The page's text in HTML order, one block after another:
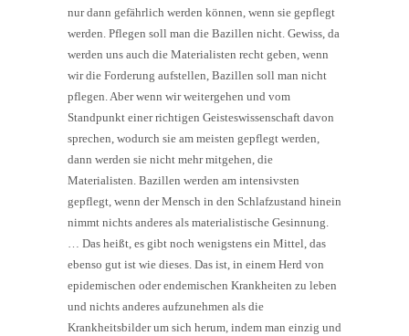
nur dann gefährlich werden können, wenn sie gepflegt
werden. Pflegen soll man die Bazillen nicht. Gewiss, da
werden uns auch die Materialisten recht geben, wenn
wir die Forderung aufstellen, Bazillen soll man nicht
pflegen. Aber wenn wir weitergehen und vom
Standpunkt einer richtigen Geisteswissenschaft davon
sprechen, wodurch sie am meisten gepflegt werden,
dann werden sie nicht mehr mitgehen, die
Materialisten. Bazillen werden am intensivsten
gepflegt, wenn der Mensch in den Schlafzustand hinein
nimmt nichts anderes als materialistische Gesinnung.
… Das heißt, es gibt noch wenigstens ein Mittel, das
ebenso gut ist wie dieses. Das ist, in einem Herd von
epidemischen oder endemischen Krankheiten zu leben
und nichts anderes aufzunehmen als die
Krankheitsbilder um sich herum, indem man einzig und